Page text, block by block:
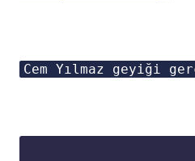
Cem Yılmaz geyiği